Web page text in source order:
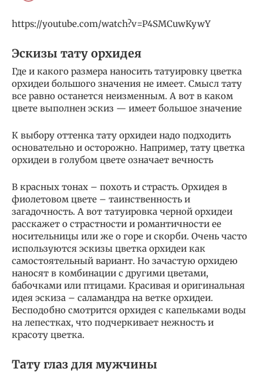
https://youtube.com/watch?v=P4SMCuwKywY
Эскизы тату орхидея
Где и какого размера наносить татуировку цветка
орхидеи большого значения не имеет. Смысл тату
все равно останется неизменным. А вот в каком
цвете выполнен эскиз — имеет большое значение
К выбору оттенка тату орхидеи надо подходить
основательно и осторожно. Например, тату цветка
орхидеи в голубом цвете означает вечность
В красных тонах – похоть и страсть. Орхидея в
фиолетовом цвете – таинственность и
загадочность. А вот татуировка черной орхидеи
расскажет о страстности и романтичности ее
носительницы или же о горе и скорби. Очень часто
используются эскизы цветка орхидеи как
самостоятельный вариант. Но зачастую орхидею
наносят в комбинации с другими цветами,
бабочками или птицами. Красивая и оригинальная
идея эскиза – саламандра на ветке орхидеи.
Бесподобно смотрится орхидея с капельками воды
на лепестках, что подчеркивает нежность и
красоту цветка.
Тату глаз для мужчины